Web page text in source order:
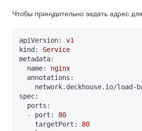
Чтобы принудительно задать адрес
apiVersion:
v1
kind:
Service
metadata:
name:
nginx
annotations:
network.deckhouse.io/load-
spec:
ports:
-
port:
80
targetPort:
80